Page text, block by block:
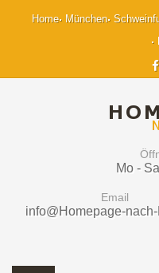
Home München
Mo -
Email
info@Homepage-